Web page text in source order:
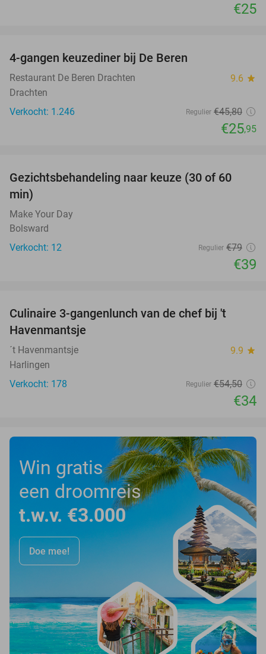
€25
4-gangen keuzediner bij De Beren
Restaurant De Beren Drachten 9.6 star
Drachten
Verkocht: 1.246
Regulier €45,80
€25,95
51%
Gezichtsbehandeling naar keuze (30 of 60
min)
Make Your Day
Bolsward
Verkocht: 12
Regulier €79
€39
Culinaire 3-gangenlunch van de chef bij 't
Havenmantsje
´t Havenmantsje 9.9 star
Harlingen
Verkocht: 178
Regulier €54,50
€34
Win gratis
een droomreis
t.w.v. €3.000
Doe mee!